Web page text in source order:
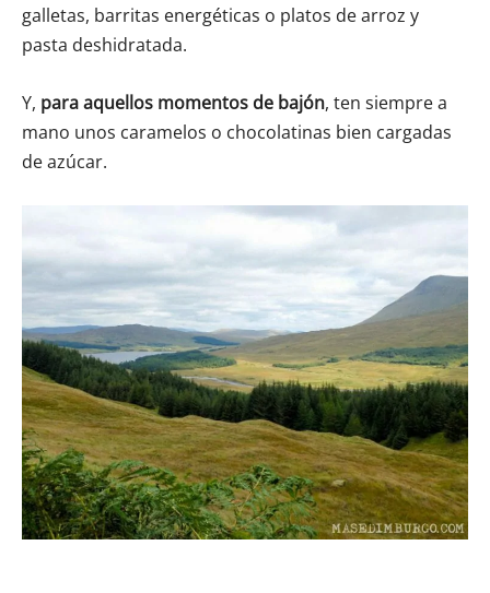
galletas, barritas energéticas o platos de arroz y
pasta deshidratada.
Y, para aquellos momentos de bajón, ten siempre a
mano unos caramelos o chocolatinas bien cargadas
de azúcar.